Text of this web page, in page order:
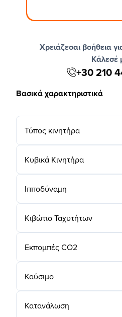
Χρειάζεσαι βοήθεια
Κάλεσέ
+30 210
Βασικά χαρακτηριστικά
Τύπος κινητήρα
Κυβικά Κινητήρα
Ιπποδύναμη
Κιβώτιο Ταχυτήτων
Εκπομπές CO2
Καύσιμο
Κατανάλωση